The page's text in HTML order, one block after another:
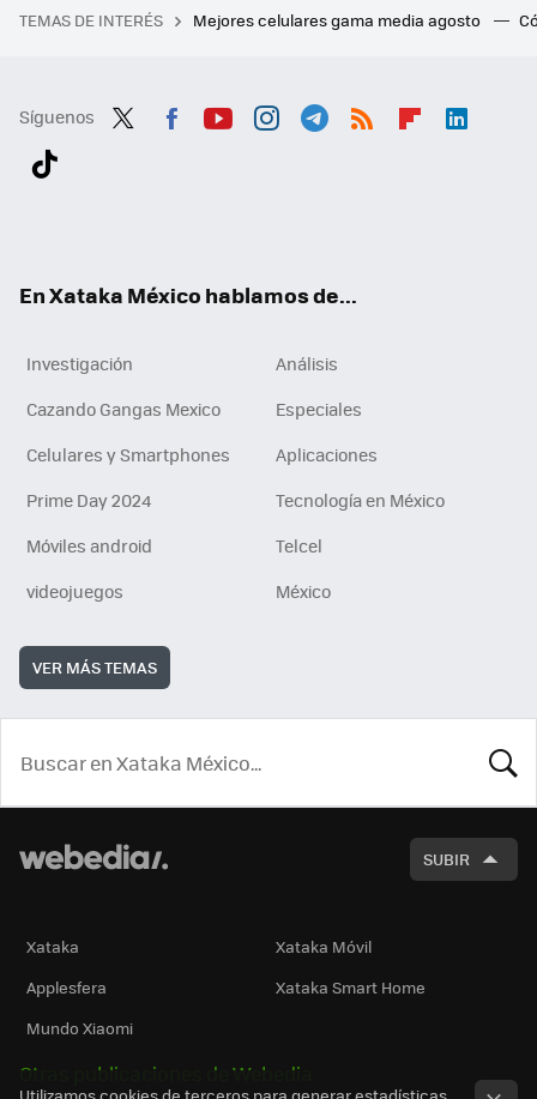
TEMAS DE INTERÉS Mejores celulares gama media agosto
Síguenos
En Xataka México hablamos de...
Investigación
Análisis
Cazando Gangas Mexico
Especiales
Celulares y Smartphones
Aplicaciones
Prime Day 2024
Tecnología en México
Móviles android
Telcel
videojuegos
México
VER MÁS TEMAS
SUBIR
Xataka
Xataka Móvil
Applesfera
Xataka Smart Home
Mundo Xiaomi
Otras publicaciones de Webedia